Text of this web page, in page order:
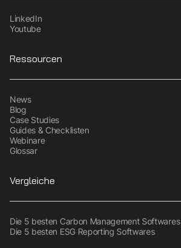
LinkedIn
Youtube
Ressourcen
News
Blog
Case Studies
Guides & Checklisten
Webinare
Glossar
Vergleiche
Die 5 besten Carbon Management Softwares
Die 5 besten ESG Reporting Softwares